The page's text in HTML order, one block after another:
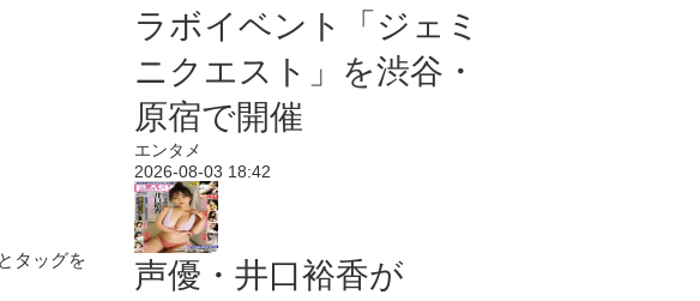
タッグを
ラボイベント「ジェミ
ニクエスト」を渋谷・
原宿で開催
エンタメ
2026-08-03 18:42
声優・井口裕香が